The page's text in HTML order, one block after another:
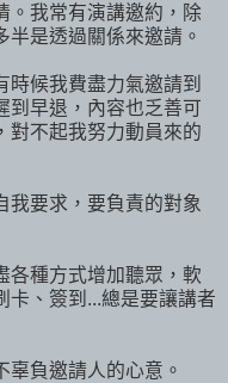
。我常有演講邀約，除
是透過關係來邀請。
時候我費盡力氣邀請到
到早退，內容也乏善可
對不起我努力動員來的
我要求，要負責的對象
各種方式增加聽眾，軟
卡、簽到...總是要讓講者
負邀請人的心意。